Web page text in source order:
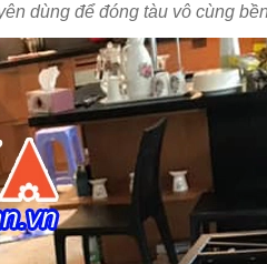
dùng để đóng tàu vô cùng